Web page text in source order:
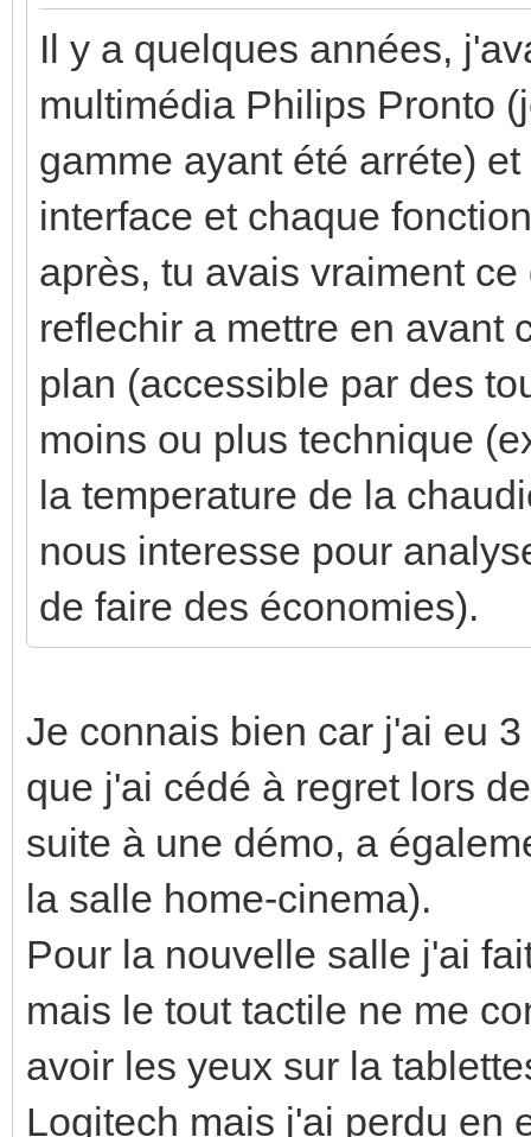
Il y a quelques années,
multimédia Philips Pronto
gamme ayant été arréte)
interface et chaque
après, tu avais vraiment
reflechir a mettre en avant
plan (accessible par des
moins ou plus technique
la temperature de la
nous interesse pour
de faire des économies).
Je connais bien car j'ai eu
que j'ai cédé à regret lors
suite à une démo, a
la salle home-cinema).
Pour la nouvelle salle j'ai
mais le tout tactile ne me
avoir les yeux sur la
Logitech mais j'ai perdu en